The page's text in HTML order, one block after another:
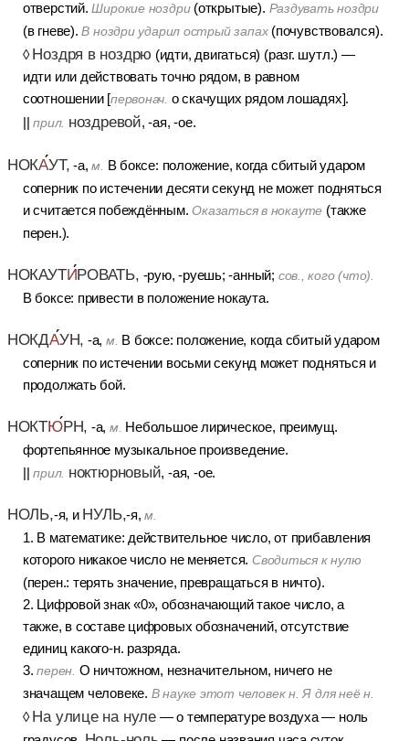
отверстий.Широкие ноздри(открытые). Раздувать ноздри
(в гневе).В ноздри ударил острый запах(почувствовался).
◊Ноздря в ноздрю (идти, двигаться) (разг. шутл.) —
идти или действовать точно рядом, в равном
соотношении [первонач. о скачущих рядом лошадях].
||прил. ноздревой, -ая, -ое.
НОКАУТ, -а,м.
В боксе: положение, когда сбитый ударом
соперник по истечении десяти секунд не может подняться
и считается побеждённым. Оказаться в нокауте (также
перен.).
НОКАУТИРОВАТЬ, -рую, -руешь; -анный; сов., кого (что).
В боксе: привести в положение нокаута.
НОКДАУН, -а,м. В боксе: положение, когда сбитый ударом
соперник по истечении восьми секунд может подняться и
продолжать бой.
НОКТЮРН, -а,м. Небольшое лирическое, преимущ.
фортепьянное музыкальное произведение.
||прил. ноктюрновый, -ая, -ое.
НОЛЬ,-я, и НУЛЬ,-я,м.
1. В математике: действительное число, от прибавления
которого никакое число не меняется. Сводиться к нулю
(перен.: терять значение, превращаться в ничто).
2. Цифровой знак «0», обозначающий такое число, а
также, в составе цифровых обозначений, отсутствие
единиц какого-н. разряда.
3.перен. О ничтожном, незначительном, ничего не
значащем человеке. В науке этот человек н. Я для неё н.
◊На улице на нуле— о температуре воздуха — ноль